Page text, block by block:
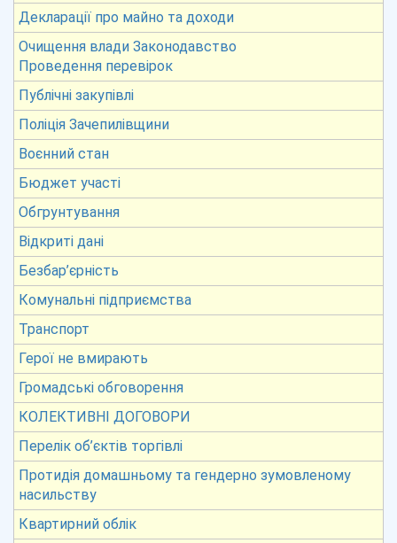
Декларації про майно та доходи
Очищення влади Законодавство
Проведення перевірок
Публічні закупівлі
Поліція Зачепилівщини
Воєнний стан
Бюджет участі
Обгрунтування
Відкриті дані
Безбар’єрність
Комунальні підприємства
Транспорт
Герої не вмирають
Громадські обговорення
КОЛЕКТИВНІ ДОГОВОРИ
Перелік об’єктів торгівлі
Протидія домашньому та гендерно зумовленому
насильству
Квартирний облік